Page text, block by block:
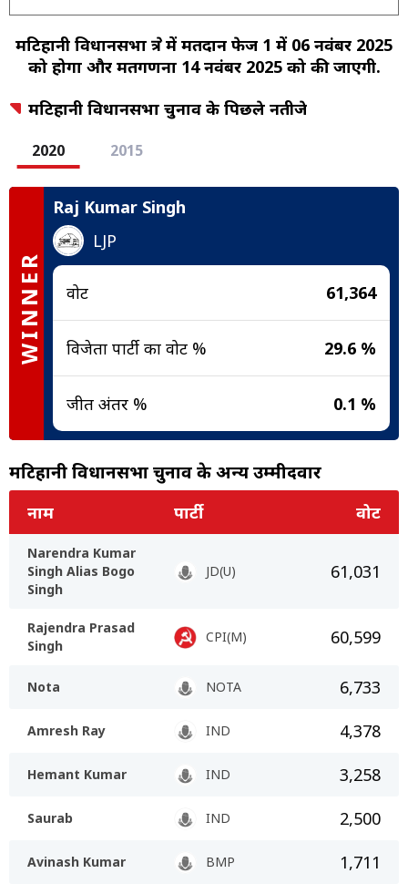
मटिहानी विधानसभा क्षेत्र में मतदान फेज 1 में 06 नवंबर 2025
को होगा और मतगणना 14 नवंबर 2025 को की जाएगी.
मटिहानी विधानसभा चुनाव के पिछले नतीजे
2020 2015
WINNER
Raj Kumar Singh
LJP
वोट 61,364
विजेता पार्टी का वोट % 29.6 %
जीत अंतर % 0.1 %
मटिहानी विधानसभा चुनाव के अन्य उम्मीदवार
नाम पार्टी वोट
Narendra Kumar
Singh Alias Bogo
Singh
JD(U) 61,031
Rajendra Prasad
Singh
CPI(M) 60,599
Nota NOTA 6,733
Amresh Ray IND 4,378
Hemant Kumar IND 3,258
Saurab IND 2,500
Avinash Kumar BMP 1,711